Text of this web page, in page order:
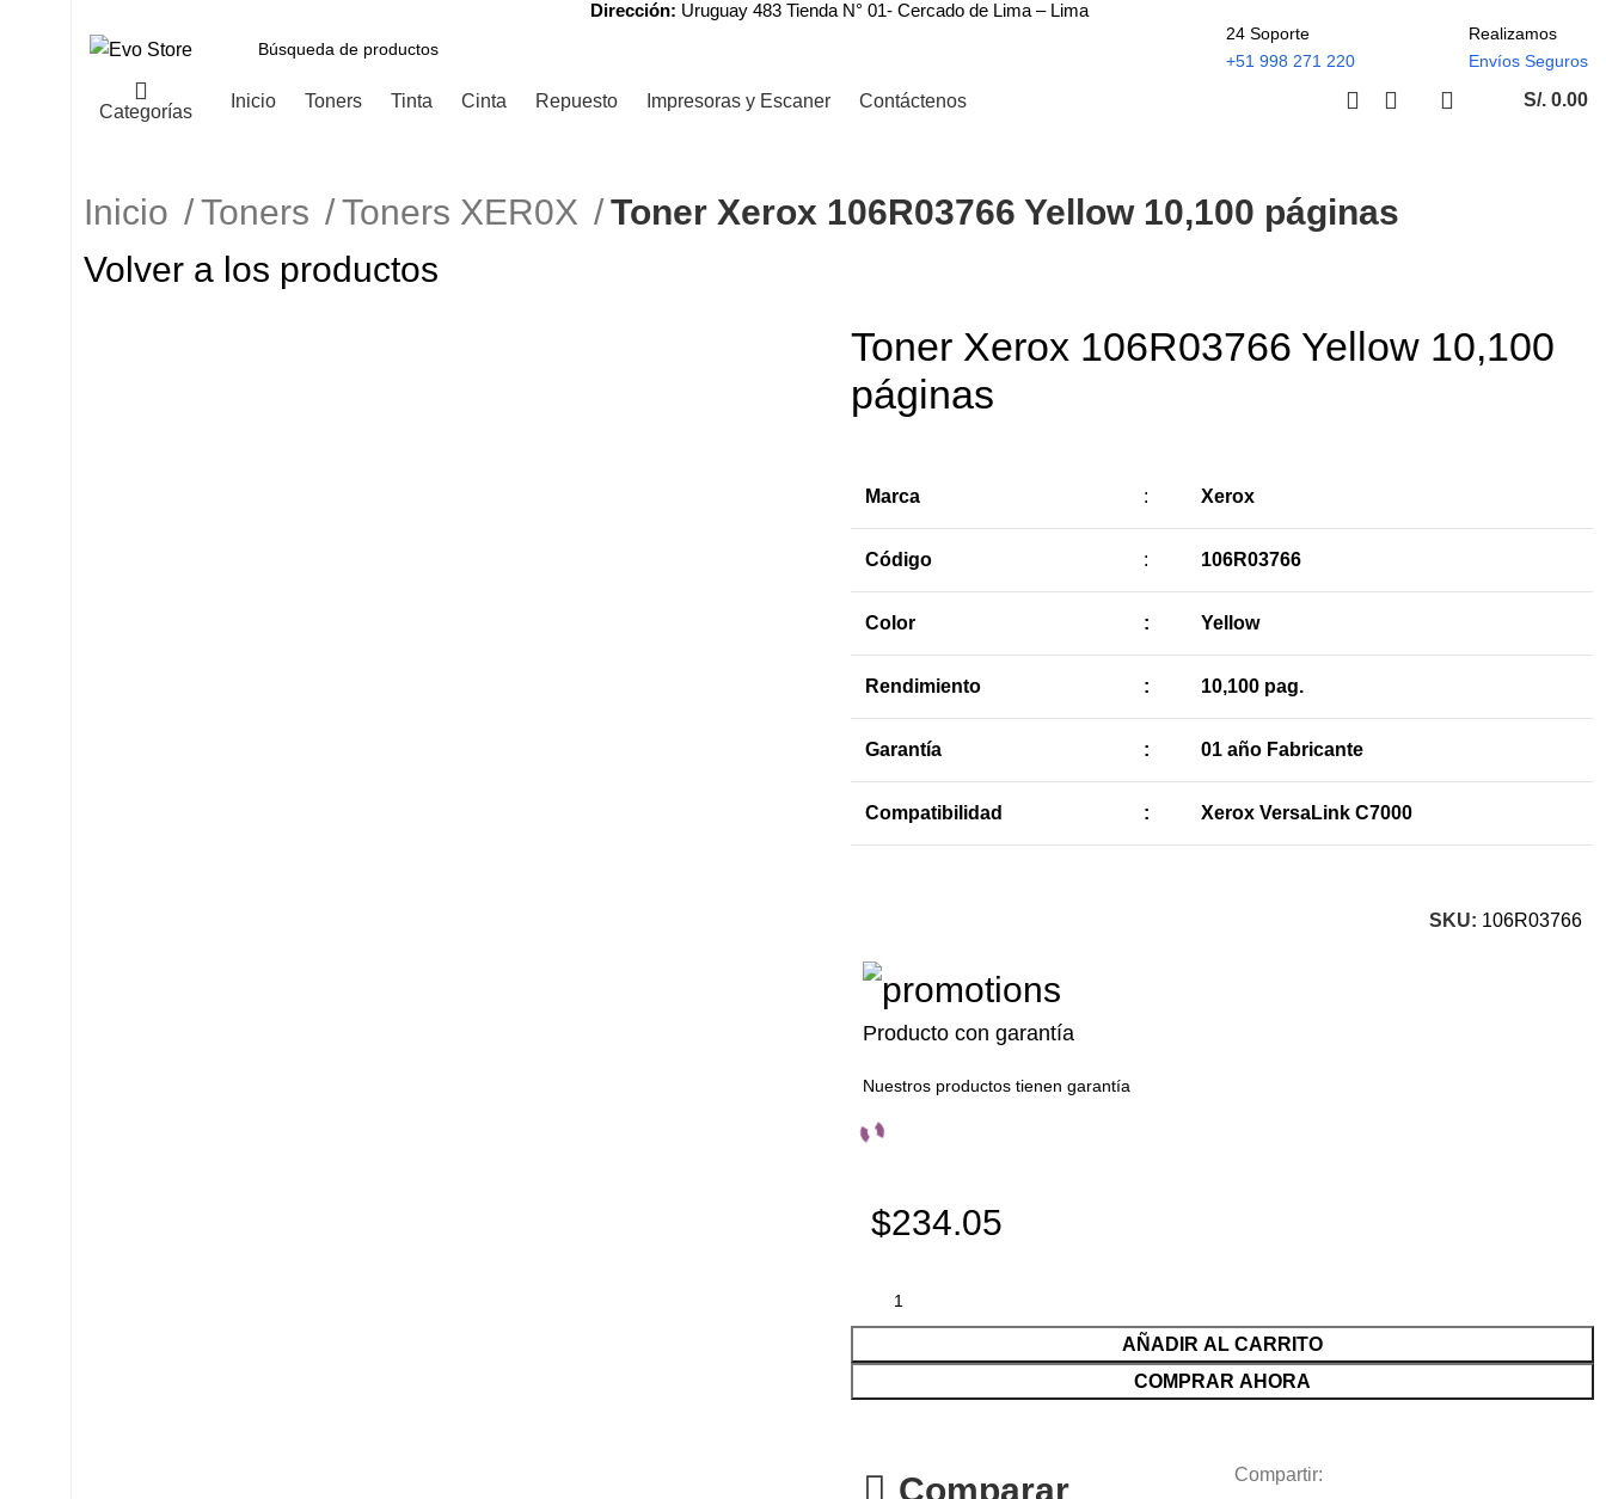
Dirección: Uruguay 483 Tienda N° 01- Cercado de Lima – Lima
24 Soporte
+51 998 271 220
Realizamos
Envíos Seguros
Categorías
Inicio Toners Tinta Cinta Repuesto Impresoras y Escaner Contáctenos S/. 0.00
Inicio Toners Toners XER0X
Toner Xerox 106R03766 Yellow 10,100 páginas
Volver a los productos
Toner Xerox 106R03766 Yellow 10,100
páginas
Marca : Xerox
Código : 106R03766
Color : Yellow
Rendimiento : 10,100 pag.
Garantía : 01 año Fabricante
Compatibilidad : Xerox VersaLink C7000
SKU: 106R03766
Producto con garantía
Nuestros productos tienen garantía
$234.05
AÑADIR AL CARRITO
COMPRAR AHORA
Comparar Compartir: